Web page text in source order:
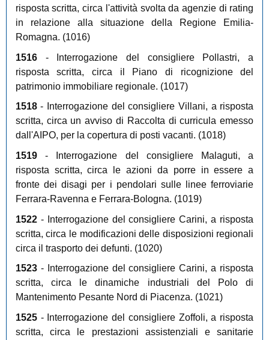
risposta scritta, circa l'attività svolta da agenzie di rating
in relazione alla situazione della Regione Emilia-
Romagna. (1016)
1516- Interrogazione del consigliere Pollastri, a
risposta scritta, circa il Piano di ricognizione del
patrimonio immobiliare regionale. (1017)
1518- Interrogazione del consigliere Villani, a risposta
scritta, circa un avviso di Raccolta di curricula emesso
dall'AIPO, per la copertura di posti vacanti. (1018)
1519- Interrogazione del consigliere Malaguti, a
risposta scritta, circa le azioni da porre in essere a
fronte dei disagi per i pendolari sulle linee ferroviarie
Ferrara-Ravenna e Ferrara-Bologna. (1019)
1522- Interrogazione del consigliere Carini, a risposta
scritta, circa le modificazioni delle disposizioni regionali
circa il trasporto dei defunti. (1020)
1523- Interrogazione del consigliere Carini, a risposta
scritta, circa le dinamiche industriali del Polo di
Mantenimento Pesante Nord di Piacenza. (1021)
1525- Interrogazione del consigliere Zoffoli, a risposta
scritta, circa le prestazioni assistenziali e sanitarie